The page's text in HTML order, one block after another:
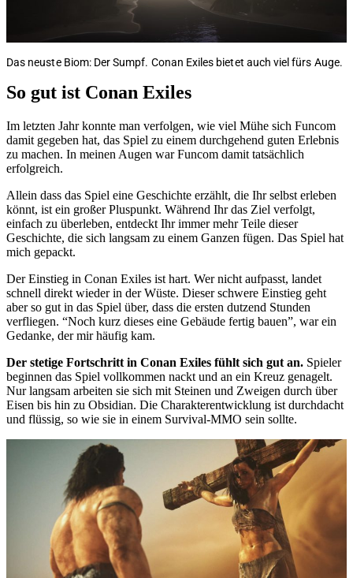
Das neuste Biom: Der Sumpf. Conan Exiles bietet auch viel fürs Auge.
So gut ist Conan Exiles
Im letzten Jahr konnte man verfolgen, wie viel Mühe sich Funcom
damit gegeben hat, das Spiel zu einem durchgehend guten Erlebnis
zu machen. In meinen Augen war Funcom damit tatsächlich
erfolgreich.
Allein dass das Spiel eine Geschichte erzählt, die Ihr selbst erleben
könnt, ist ein großer Pluspunkt. Während Ihr das Ziel verfolgt,
einfach zu überleben, entdeckt Ihr immer mehr Teile dieser
Geschichte, die sich langsam zu einem Ganzen fügen. Das Spiel hat
mich gepackt.
Der Einstieg in Conan Exiles ist hart. Wer nicht aufpasst, landet
schnell direkt wieder in der Wüste. Dieser schwere Einstieg geht
aber so gut in das Spiel über, dass die ersten dutzend Stunden
verfliegen. “Noch kurz dieses eine Gebäude fertig bauen”, war ein
Gedanke, der mir häufig kam.
Der stetige Fortschritt in Conan Exiles fühlt sich gut an. Spieler
beginnen das Spiel vollkommen nackt und an ein Kreuz genagelt.
Nur langsam arbeiten sie sich mit Steinen und Zweigen durch über
Eisen bis hin zu Obsidian. Die Charakterentwicklung ist durchdacht
und flüssig, so wie sie in einem Survival-MMO sein sollte.